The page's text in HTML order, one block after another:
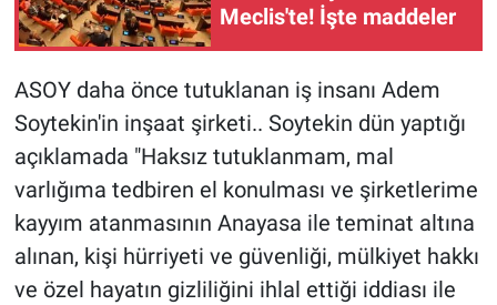
Meclis'te! İşte maddeler
ASOY daha önce tutuklanan iş insanı Adem
Soytekin'in inşaat şirketi.. Soytekin dün yaptığı
açıklamada "Haksız tutuklanmam, mal
varlığıma tedbiren el konulması ve şirketlerime
kayyım atanmasının Anayasa ile teminat altına
alınan, kişi hürriyeti ve güvenliği, mülkiyet hakkı
ve özel hayatın gizliliğini ihlal ettiği iddiası ile